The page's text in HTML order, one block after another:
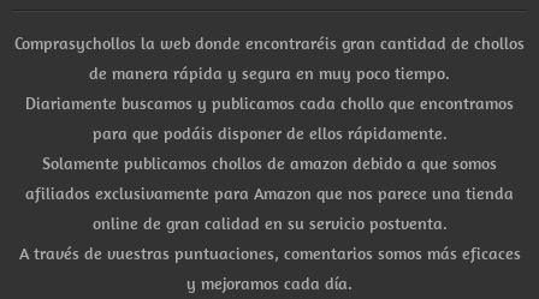
Comprasychollos la web donde encontraréis gran cantidad de chollos
de manera rápida y segura en muy poco tiempo.
Diariamente buscamos y publicamos cada chollo que encontramos
para que podáis disponer de ellos rápidamente.
Solamente publicamos chollos de amazon debido a que somos
afiliados exclusivamente para Amazon que nos parece una tienda
online de gran calidad en su servicio postventa.
A través de vuestras puntuaciones, comentarios somos más eficaces
y mejoramos cada día.